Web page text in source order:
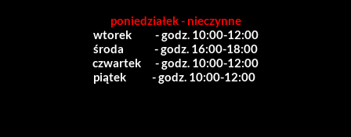
poniedziałek - nieczynne
wtorek          - godz. 10:00-12:00
środa             - godz. 16:00-18:00
czwartek      - godz. 10:00-12:00
piątek           - godz. 10:00-12:00